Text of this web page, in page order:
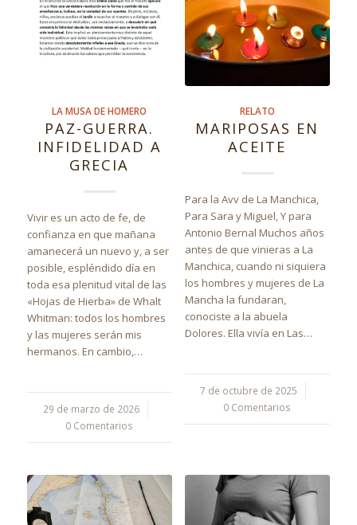
LA MUSA DE HOMERO
PAZ-GUERRA.
INFIDELIDAD A
GRECIA
Vivir es un acto de fe, de
confianza en que mañana
amanecerá un nuevo y, a ser
posible, espléndido día en
toda esa plenitud vital de las
«Hojas de Hierba» de Whalt
Whitman: todos los hombres
y las mujeres serán mis
hermanos. En cambio,…
29 de marzo de 2026
/
0 Comentarios
RELATO
MARIPOSAS EN
ACEITE
Para la Avv de La Manchica,
Para Sara y Miguel, Y para
Antonio Bernal Muchos años
antes de que vinieras a La
Manchica, cuando ni siquiera
los hombres y mujeres de La
Mancha la fundaran,
conociste a la abuela
Dolores. Ella vivía en Las…
7 de octubre de 2025
/
0 Comentarios